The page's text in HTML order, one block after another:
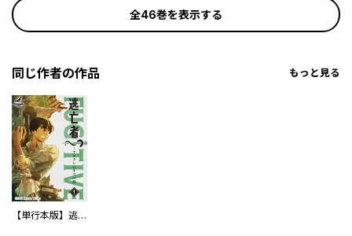
全46巻を表示する
同じ作者の作品 もっと見る
【単行本版】逃亡者～アスクレピオスの杖～